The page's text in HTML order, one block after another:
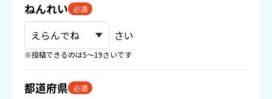
ねんれい 必須
さい
※投稿できるのは5〜19さいです
都道府県 必須